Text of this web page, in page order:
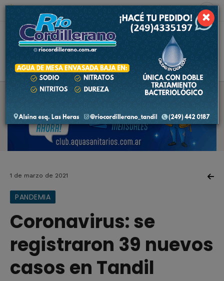
7.3 ºC
1 de marzo de 2021
PANDEMIA
Coronavirus: se
registraron 39 nuevos
casos en Tandil
×